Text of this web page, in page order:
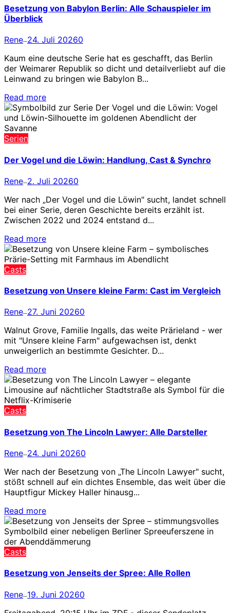
Besetzung von Babylon Berlin: Alle Schauspieler im
Überblick
Rene—24. Juli 20260
Kaum eine deutsche Serie hat es geschafft, das Berlin
der Weimarer Republik so dicht und detailverliebt auf die
Leinwand zu bringen wie Babylon B...
Read more
Serien
Der Vogel und die Löwin: Handlung, Cast & Synchro
Rene—2. Juli 20260
Wer nach „Der Vogel und die Löwin" sucht, landet schnell
bei einer Serie, deren Geschichte bereits erzählt ist.
Zwischen 2022 und 2024 entstand d...
Read more
Casts
Besetzung von Unsere kleine Farm: Cast im Vergleich
Rene—27. Juni 20260
Walnut Grove, Familie Ingalls, das weite Prärieland - wer
mit "Unsere kleine Farm" aufgewachsen ist, denkt
unweigerlich an bestimmte Gesichter. D...
Read more
Casts
Besetzung von The Lincoln Lawyer: Alle Darsteller
Rene—24. Juni 20260
Wer nach der Besetzung von „The Lincoln Lawyer" sucht,
stößt schnell auf ein dichtes Ensemble, das weit über die
Hauptfigur Mickey Haller hinausg...
Read more
Casts
Besetzung von Jenseits der Spree: Alle Rollen
Rene—19. Juni 20260